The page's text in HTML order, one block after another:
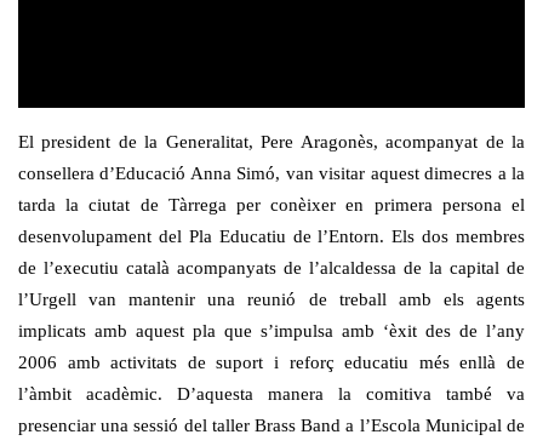
El president de la Generalitat, Pere Aragonès, acompanyat de la
consellera d’Educació Anna Simó, van visitar aquest dimecres a la
tarda la ciutat de Tàrrega per conèixer en primera persona el
desenvolupament del Pla Educatiu de l’Entorn. Els dos membres
de l’executiu català acompanyats de l’alcaldessa de la capital de
l’Urgell van mantenir una reunió de treball amb els agents
implicats amb aquest pla que s’impulsa amb ‘èxit des de l’any
2006 amb activitats de suport i reforç educatiu més enllà de
l’àmbit acadèmic. D’aquesta manera la comitiva també va
presenciar una sessió del taller Brass Band a l’Escola Municipal de